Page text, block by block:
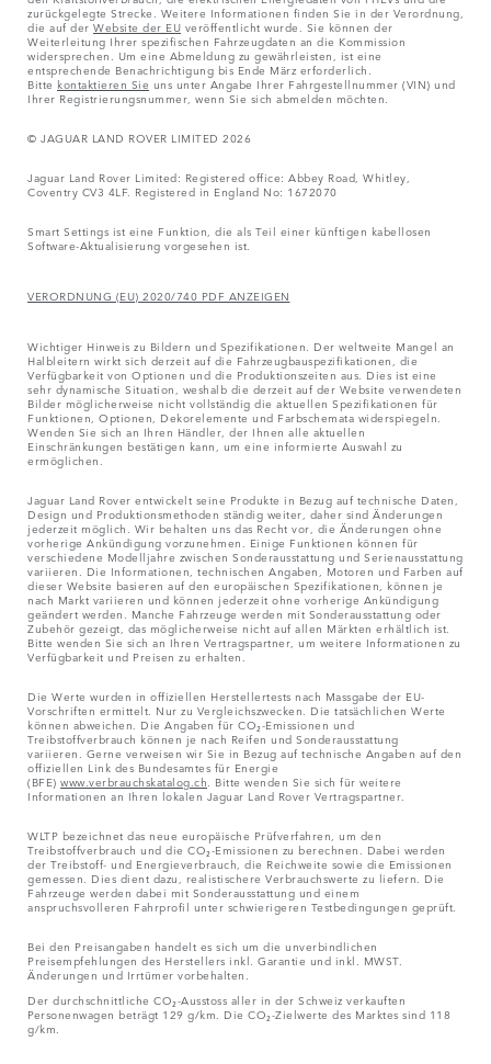
zurückgelegte Strecke. Weitere Informationen finden Sie in der Verordnung,
die auf derWebsite der EU veröffentlicht wurde. Sie können der
Weiterleitung Ihrer spezifischen Fahrzeugdaten an die Kommission
widersprechen. Um eine Abmeldung zu gewährleisten, ist eine
entsprechende Benachrichtigung bis Ende März erforderlich.
Bitte kontaktieren Sie uns unter Angabe Ihrer Fahrgestellnummer (VIN) und
Ihrer Registrierungsnummer, wenn Sie sich abmelden möchten.
© JAGUAR LAND ROVER LIMITED 2026
Jaguar Land Rover Limited: Registered office: Abbey Road, Whitley,
Coventry CV3 4LF. Registered in England No: 1672070
Smart Settings ist eine Funktion, die als Teil einer künftigen kabellosen
Software-Aktualisierung vorgesehen ist.
VERORDNUNG (EU) 2020/740 PDF ANZEIGEN
Wichtiger Hinweis zu Bildern und Spezifikationen. Der weltweite Mangel an
Halbleitern wirkt sich derzeit auf die Fahrzeugbauspezifikationen, die
Verfügbarkeit von Optionen und die Produktionszeiten aus. Dies ist eine
sehr dynamische Situation, weshalb die derzeit auf der Website verwendeten
Bilder möglicherweise nicht vollständig die aktuellen Spezifikationen für
Funktionen, Optionen, Dekorelemente und Farbschemata widerspiegeln.
Wenden Sie sich an Ihren Händler, der Ihnen alle aktuellen
Einschränkungen bestätigen kann, um eine informierte Auswahl zu
ermöglichen.
Jaguar Land Rover entwickelt seine Produkte in Bezug auf technische Daten,
Design und Produktionsmethoden ständig weiter, daher sind Änderungen
jederzeit möglich. Wir behalten uns das Recht vor, die Änderungen ohne
vorherige Ankündigung vorzunehmen. Einige Funktionen können für
verschiedene Modelljahre zwischen Sonderausstattung und Serienausstattung
variieren. Die Informationen, technischen Angaben, Motoren und Farben auf
dieser Website basieren auf den europäischen Spezifikationen, können je
nach Markt variieren und können jederzeit ohne vorherige Ankündigung
geändert werden. Manche Fahrzeuge werden mit Sonderausstattung oder
Zubehör gezeigt, das möglicherweise nicht auf allen Märkten erhältlich ist.
Bitte wenden Sie sich an Ihren Vertragspartner, um weitere Informationen zu
Verfügbarkeit und Preisen zu erhalten.
Die Werte wurden in offiziellen Herstellertests nach Massgabe der EU-
Vorschriften ermittelt. Nur zu Vergleichszwecken. Die tatsächlichen Werte
können abweichen. Die Angaben für CO₂-Emissionen und
Treibstoffverbrauch können je nach Reifen und Sonderausstattung
variieren. Gerne verweisen wir Sie in Bezug auf technische Angaben auf den
offiziellen Link des Bundesamtes für Energie
(BFE) www.verbrauchskatalog.ch . Bitte wenden Sie sich für weitere
Informationen an Ihren lokalen Jaguar Land Rover Vertragspartner.
WLTP bezeichnet das neue europäische Prüfverfahren, um den
Treibstoffverbrauch und die CO₂-Emissionen zu berechnen. Dabei werden
der Treibstoff- und Energieverbrauch, die Reichweite sowie die Emissionen
gemessen. Dies dient dazu, realistischere Verbrauchswerte zu liefern. Die
Fahrzeuge werden dabei mit Sonderausstattung und einem
anspruchsvolleren Fahrprofil unter schwierigeren Testbedingungen geprüft.
Bei den Preisangaben handelt es sich um die unverbindlichen
Preisempfehlungen des Herstellers inkl. Garantie und inkl. MWST.
Änderungen und Irrtümer vorbehalten.
Der durchschnittliche CO₂-Ausstoss aller in der Schweiz verkauften
Personenwagen beträgt 129 g/km. Die CO₂-Zielwerte des Marktes sind 118
g/km.